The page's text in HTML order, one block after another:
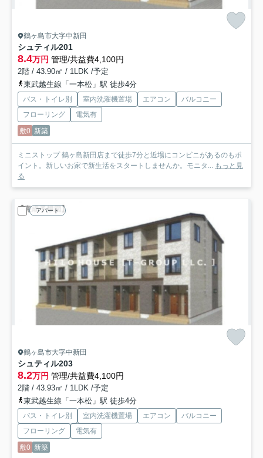
鶴ヶ島市大字中新田
シュティル201
8.4万円 管理/共益費4,100円
2階 / 43.90㎡ / 1LDK /予定
東武越生線「一本松」駅 徒歩4分
バス・トイレ別 室内洗濯機置場 エアコン
バルコニー
フローリング
電気有
敷0 新築
ミニストップ 鶴ヶ島新田店まで徒歩7分と近場にコンビニがあるのもポ
イント。新しいお家で新生活をスタートしませんか。モニタ... もっと見
る
アパート
鶴ヶ島市大字中新田
シュティル203
8.2万円 管理/共益費4,100円
2階 / 43.93㎡ / 1LDK /予定
東武越生線「一本松」駅 徒歩4分
バス・トイレ別 室内洗濯機置場 エアコン
バルコニー
フローリング
電気有
敷0 新築